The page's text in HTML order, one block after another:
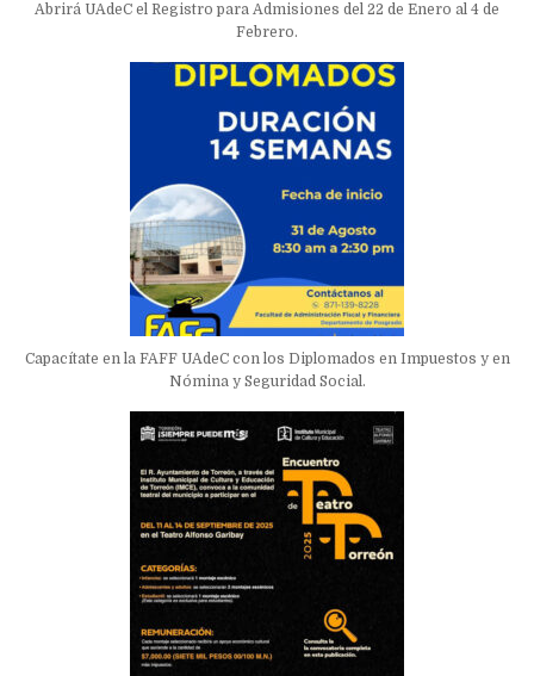
Abrirá UAdeC el Registro para Admisiones del 22 de Enero al 4 de
Febrero.
Capacítate en la FAFF UAdeC con los Diplomados en Impuestos y en
Nómina y Seguridad Social.